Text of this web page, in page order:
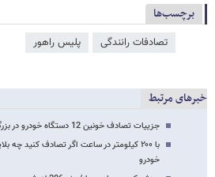
برچسب‌ها
تصادفات رانندگی پلیس راهور
خبرهای مرتبط
جزییات تصادف خونین 12 دستگاه خودرو در بزرگراه یاسینی
با ۲۰۰ کیلومتر در ساعت اگر تصادف کنید
خودرو